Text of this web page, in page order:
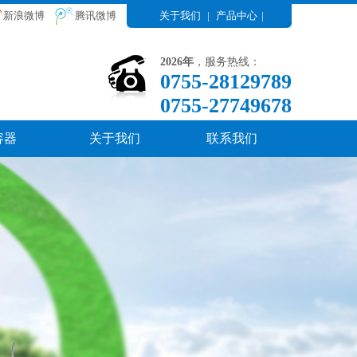
关于我们 | 产品中心 |
腾讯微博
新浪微博
2026年 ，服务热线：
0755-28129789
0755-27749678
器 关于我们 联系我们